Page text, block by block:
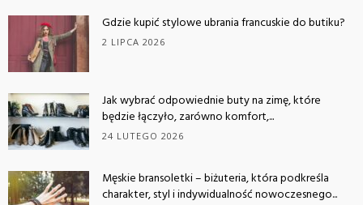
Gdzie kupić stylowe ubrania francuskie do butiku?
2 LIPCA 2026
Jak wybrać odpowiednie buty na zimę, które
będzie łączyło, zarówno komfort,...
24 LUTEGO 2026
Męskie bransoletki – biżuteria, która podkreśla
charakter, styl i indywidualność nowoczesnego...